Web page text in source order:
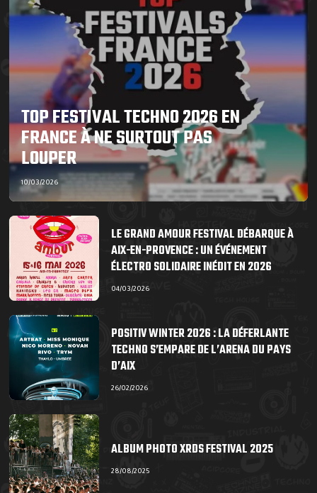
TOP FESTIVAL TECHNO 2026 EN
FRANCE À NE SURTOUT PAS
LOUPER
10/03/2026
LE GRAND AMOUR FESTIVAL DÉBARQUE À
AIX-EN-PROVENCE : UN ÉVÉNEMENT
ÉLECTRO SOLIDAIRE INÉDIT EN 2026
04/03/2026
POSITIV WINTER 2026 : LA DÉFERLANTE
TECHNO S’EMPARE DE L’ARENA DU PAYS
D’AIX
26/02/2026
ALBUM PHOTO XRDS FESTIVAL 2025
28/08/2025